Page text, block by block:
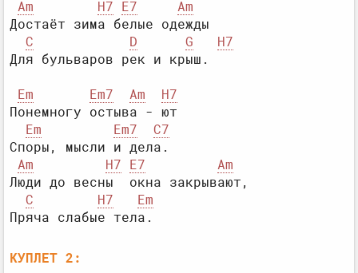
Am
H7 E7
Am
Достаёт зима белые одежды
C
D G
H7
Em Em7 Am
H7
Понемногу остыва - ют
Em
Em7
C7
Споры, мысли и дела.
Am
H7 E7
Am
Люди до весны  окна закрывают,
C
H7
Em
КУПЛЕТ 2: